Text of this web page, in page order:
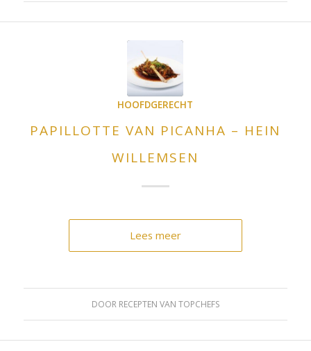
HOOFDGERECHT
PAPILLOTTE VAN PICANHA – HEIN
WILLEMSEN
Lees meer
DOOR RECEPTEN VAN TOPCHEFS